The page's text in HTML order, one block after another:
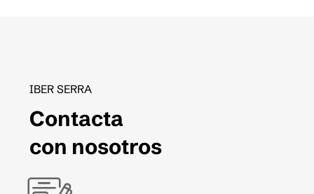
IBER SERRA
Contacta
con nosotros